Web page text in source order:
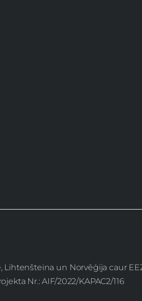
Lihtenšteina un Norvēģija caur
Nr.: AIF/2022/KAPAC2/116